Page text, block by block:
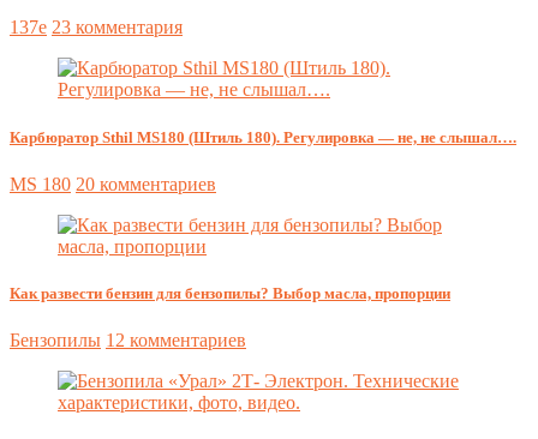
137e 23 комментария
Карбюратор Sthil MS180 (Штиль 180). Регулировка — не, не слышал….
MS 180 20 комментариев
Как развести бензин для бензопилы? Выбор масла, пропорции
Бензопилы 12 комментариев